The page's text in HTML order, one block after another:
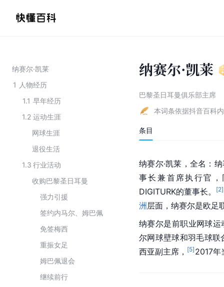
纳赛尔·凯莱
1 人物经历
1.1 早年经历
1.2 运动生涯
网球生涯
退役生活
1.3 行业活动
收购巴黎圣日耳曼
强力引援
签约内马尔、姆巴佩
免签梅西
重振女足
姆巴佩退会
继续前行
纳赛尔·凯莱
巴黎圣日耳曼俱乐部主席
本词条依据抖音百科
条目
纳赛尔·凯莱 ，全名：
事长兼首席执行官
DIGITURK的董事长。
[2]
洲层面，纳赛尔是欧足
纳赛尔是前职业网球
尔网球壁球和羽毛球联
西亚副主席， [5] 2017年